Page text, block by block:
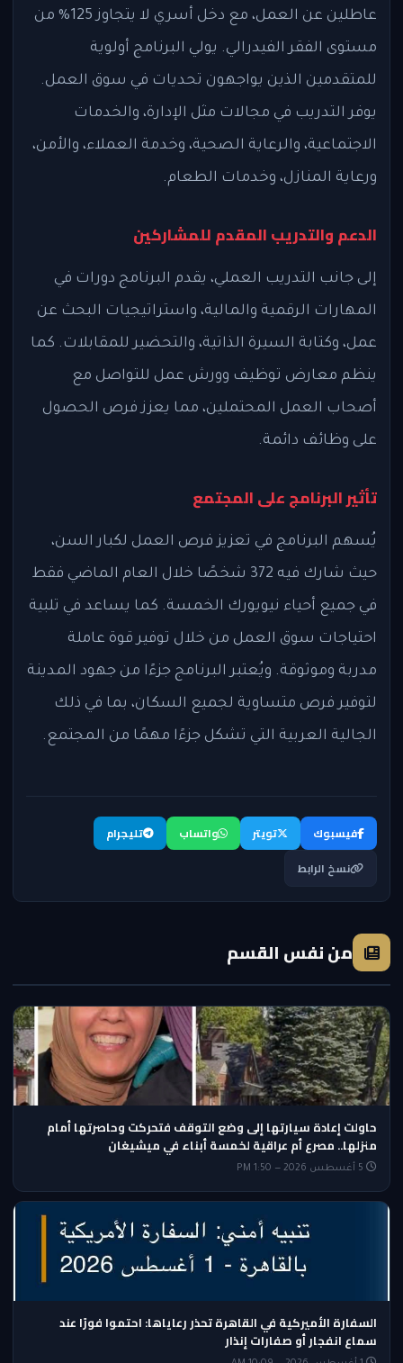
عاطلين عن العمل، مع دخل أسري لا يتجاوز 125% من
مستوى الفقر الفيدرالي. يولي البرنامج أولوية
للمتقدمين الذين يواجهون تحديات في سوق العمل.
يوفر التدريب في مجالات مثل الإدارة، والخدمات
الاجتماعية، والرعاية الصحية، وخدمة العملاء، والأمن،
ورعاية المنازل، وخدمات الطعام.
الدعم والتدريب المقدم للمشاركين
إلى جانب التدريب العملي، يقدم البرنامج دورات في
المهارات الرقمية والمالية، واستراتيجيات البحث عن
عمل، وكتابة السيرة الذاتية، والتحضير للمقابلات. كما
ينظم معارض توظيف وورش عمل للتواصل مع
أصحاب العمل المحتملين، مما يعزز فرص الحصول
على وظائف دائمة.
تأثير البرنامج على المجتمع
يُسهم البرنامج في تعزيز فرص العمل لكبار السن،
حيث شارك فيه 372 شخصًا خلال العام الماضي فقط
في جميع أحياء نيويورك الخمسة. كما يساعد في تلبية
احتياجات سوق العمل من خلال توفير قوة عاملة
مدربة وموثوقة. ويُعتبر البرنامج جزءًا من جهود المدينة
لتوفير فرص متساوية لجميع السكان، بما في ذلك
الجالية العربية التي تشكل جزءًا مهمًا من المجتمع.
فيسبوك تويتر واتساب
تليجرام
نسخ الرابط
من نفس القسم
حاولت إعادة سيارتها إلى وضع التوقف فتحركت وحاصرتها أمام
منزلها.. مصرع أم عراقية لخمسة أبناء في ميشيغان
السفارة الأميركية في القاهرة تحذر رعاياها: احتموا فورًا عند
سماع انفجار أو صفارات إنذار